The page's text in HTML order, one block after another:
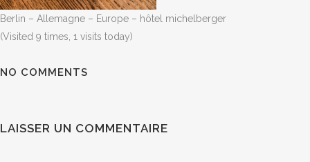
Berlin – Allemagne – Europe – hôtel michelberger
(Visited 9 times, 1 visits today)
NO COMMENTS
LAISSER UN COMMENTAIRE